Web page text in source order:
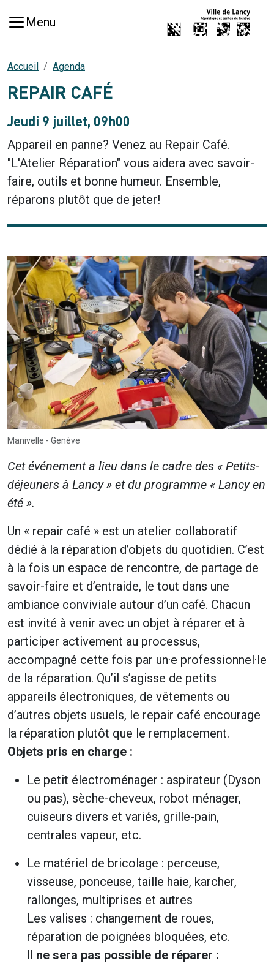
Menu
Accueil Agenda
REPAIR CAFÉ
Jeudi 9 juillet, 09h00
Appareil en panne? Venez au Repair Café.
"L'Atelier Réparation" vous aidera avec savoir-
faire, outils et bonne humeur. Ensemble,
réparons plutôt que de jeter!
Manivelle - Genève
Cet événement a lieu dans le cadre des « Petits-
déjeuners à Lancy » et du programme « Lancy en
été ».
Un « repair café » est un atelier collaboratif
dédié à la réparation d’objets du quotidien. C’est
à la fois un espace de rencontre, de partage de
savoir-faire et d’entraide, le tout dans une
ambiance conviviale autour d’un café. Chacun
est invité à venir avec un objet à réparer et à
participer activement au processus,
accompagné cette fois par un·e professionnel·le
de la réparation. Qu’il s’agisse de petits
appareils électroniques, de vêtements ou
d’autres objets usuels, le repair café encourage
la réparation plutôt que le remplacement.
Objets pris en charge :
Le petit électroménager : aspirateur (Dyson
ou pas), sèche-cheveux, robot ménager,
cuiseurs divers et variés, grille-pain,
centrales vapeur, etc.
Le matériel de bricolage : perceuse,
visseuse, ponceuse, taille haie, karcher,
rallonges, multiprises et autres
Les valises : changement de roues,
réparation de poignées bloquées, etc.
Il ne sera pas possible de réparer :